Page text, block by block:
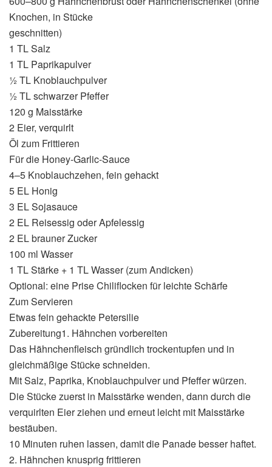
Knochen, in Stücke
geschnitten)
1 TL Salz
1 TL Paprikapulver
½ TL Knoblauchpulver
½ TL schwarzer Pfeffer
120 g Maisstärke
2 Eier, verquirlt
Öl zum Frittieren
Für die Honey-Garlic-Sauce
4–5 Knoblauchzehen, fein gehackt
5 EL Honig
3 EL Sojasauce
2 EL Reisessig oder Apfelessig
2 EL brauner Zucker
100 ml Wasser
1 TL Stärke + 1 TL Wasser (zum Andicken)
Optional: eine Prise Chiliflocken für leichte Schärfe
Zum Servieren
Etwas fein gehackte Petersilie
Zubereitung1. Hähnchen vorbereiten
Das Hähnchenfleisch gründlich trockentupfen und in
gleichmäßige Stücke schneiden.
Mit Salz, Paprika, Knoblauchpulver und Pfeffer würzen.
Die Stücke zuerst in Maisstärke wenden, dann durch die
verquirlten Eier ziehen und erneut leicht mit Maisstärke
bestäuben.
10 Minuten ruhen lassen, damit die Panade besser haftet.
2. Hähnchen knusprig frittieren